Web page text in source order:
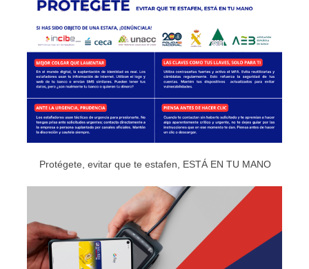
Protégete, evitar que te estafen, ESTÁ EN TU MANO